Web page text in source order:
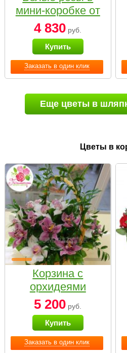
Заказать в один клик
мини-коробке от
Bella Fiori
4 830 руб.
Купить
Еще цветы в
Цветы в
Заказать в один клик
Корзина с
орхидеями
малая
5 200 руб.
Купить